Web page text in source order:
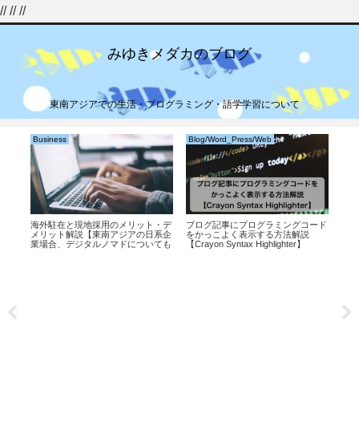
//////
みゆきメダカのブログ
東南アジアでの生活・プログラミング・語学学習について
Business
海外駐在と現地採用のメリット・デ
メリット解説【東南アジアの日系企
業場合、デジタルノマドについても
Blog/Word_Press/Web
ブログ記事にプログラミングコード
をかっこよく表示する方法解説
【Crayon Syntax Highlighter】